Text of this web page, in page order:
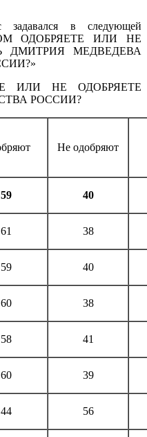
в следующей
ОДОБРЯЕТЕ ИЛИ НЕ
ДМИТРИЯ МЕДВЕДЕВА
ИЛИ НЕ ОДОБРЯЕТЕ
РОССИИ?
Не одобряют
59 40
61 38
59 40
60 38
58 41
60 39
44 56